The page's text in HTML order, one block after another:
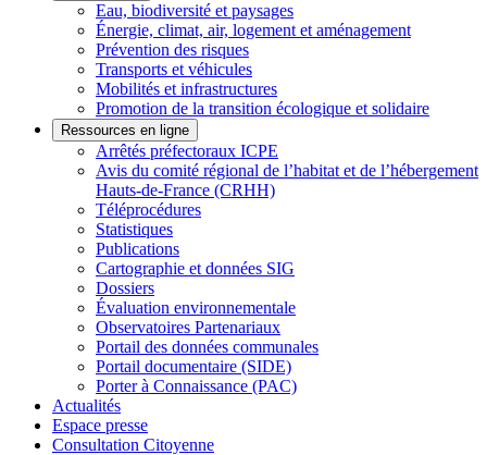
Eau, biodiversité et paysages
Énergie, climat, air, logement et aménagement
Prévention des risques
Transports et véhicules
Mobilités et infrastructures
Promotion de la transition écologique et solidaire
Ressources en ligne
Arrêtés préfectoraux ICPE
Avis du comité régional de l’habitat et de l’hébergement
Hauts-de-France (CRHH)
Téléprocédures
Statistiques
Publications
Cartographie et données SIG
Dossiers
Évaluation environnementale
Observatoires Partenariaux
Portail des données communales
Portail documentaire (SIDE)
Porter à Connaissance (PAC)
Actualités
Espace presse
Consultation Citoyenne